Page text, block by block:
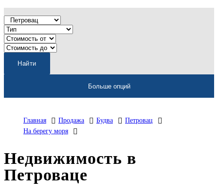
Больше опций
Главная Продажа Будва
Петровац
На берегу моря
Недвижимость в
Петроваце